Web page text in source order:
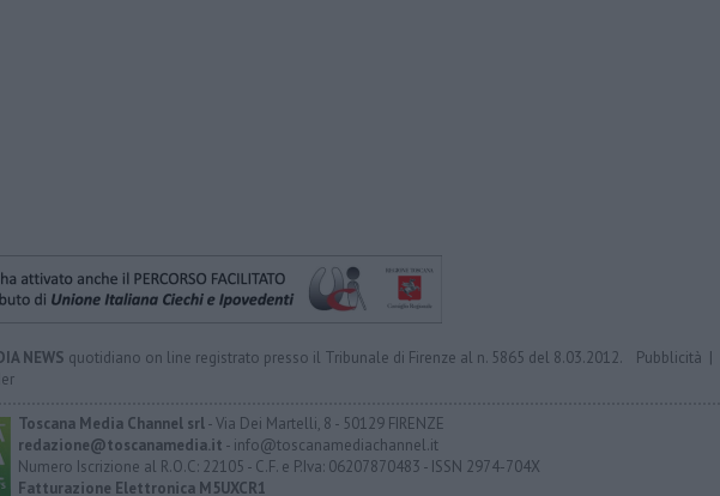
NEWS quotidiano on line registrato presso il Tribunale di Firenze al n. 5865 del 8.03.2012. Pubblicità |
Toscana Media Channel srl- Via Dei Martelli, 8 - 50129 FIRENZE
redazione@toscanamedia.it - info@toscanamediachannel.it
Numero Iscrizione al R.O.C: 22105 - C.F. e P.Iva: 06207870483 - ISSN 2974-704X
Fatturazione Elettronica M5UXCR1